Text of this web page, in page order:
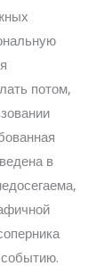
потом,
в
событию.